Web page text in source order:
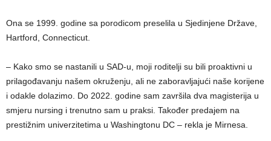
Ona se 1999. godine sa porodicom preselila u Sjedinjene Države,
Hartford, Connecticut.
– Kako smo se nastanili u SAD-u, moji roditelji su bili proaktivni u
prilagođavanju našem okruženju, ali ne zaboravljajući naše korijene
i odakle dolazimo. Do 2022. godine sam završila dva magisterija u
smjeru nursing i trenutno sam u praksi. Također predajem na
prestižnim univerzitetima u Washingtonu DC – rekla je Mirnesa.